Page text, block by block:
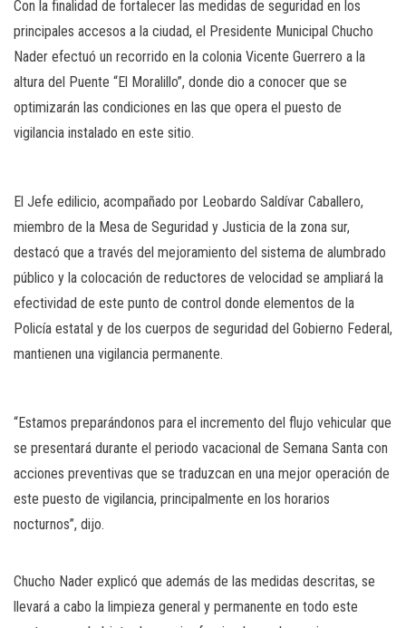
Con la finalidad de fortalecer las medidas de seguridad en los
principales accesos a la ciudad, el Presidente Municipal Chucho
Nader efectuó un recorrido en la colonia Vicente Guerrero a la
altura del Puente “El Moralillo”, donde dio a conocer que se
optimizarán las condiciones en las que opera el puesto de
vigilancia instalado en este sitio.
El Jefe edilicio, acompañado por Leobardo Saldívar Caballero,
miembro de la Mesa de Seguridad y Justicia de la zona sur,
destacó que a través del mejoramiento del sistema de alumbrado
público y la colocación de reductores de velocidad se ampliará la
efectividad de este punto de control donde elementos de la
Policía estatal y de los cuerpos de seguridad del Gobierno Federal,
mantienen una vigilancia permanente.
“Estamos preparándonos para el incremento del flujo vehicular que
se presentará durante el periodo vacacional de Semana Santa con
acciones preventivas que se traduzcan en una mejor operación de
este puesto de vigilancia, principalmente en los horarios
nocturnos”, dijo.
Chucho Nader explicó que además de las medidas descritas, se
llevará a cabo la limpieza general y permanente en todo este